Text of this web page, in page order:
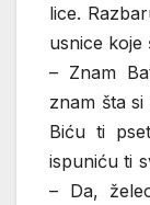
lice.
usnice koje
– Znam
znam šta
Biću ti
ispuniću ti
– Da,